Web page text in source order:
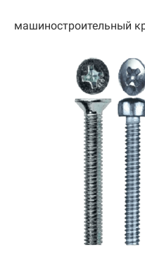
машиностроительный